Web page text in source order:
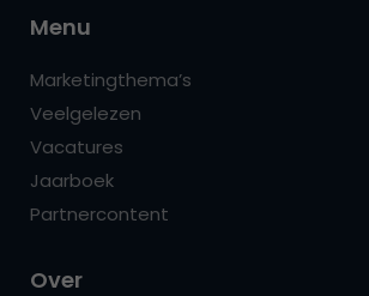
Menu
Marketingthema’s
Veelgelezen
Vacatures
Jaarboek
Partnercontent
Over